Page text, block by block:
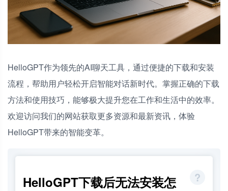
HelloGPT作为领先的AI聊天工具，通过便捷的下载和安装
流程，帮助用户轻松开启智能对话新时代。掌握正确的下载
方法和使用技巧，能够极大提升您在工作和生活中的效率。
欢迎访问我们的网站获取更多资源和最新资讯，体验
HelloGPT带来的智能变革。
HelloGPT下载后无法安装怎